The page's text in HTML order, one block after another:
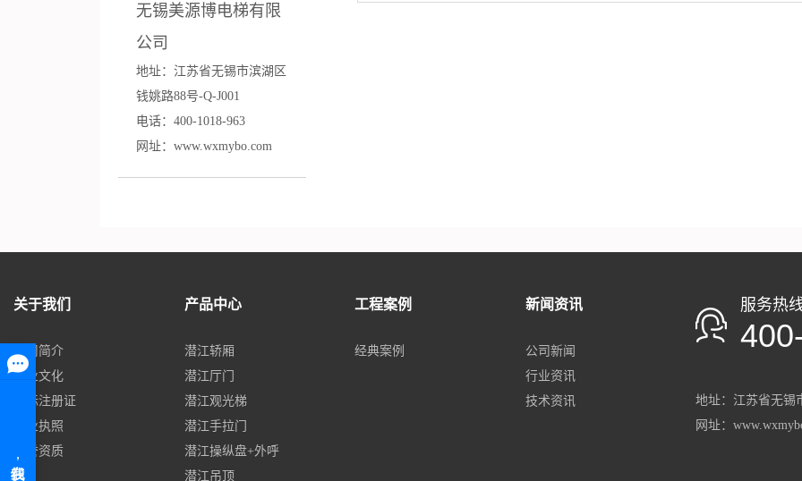
无锡美源博电梯有限
公司
地址： 江苏省无锡市滨湖区
钱姚路88号-Q-J001
电话： 400-1 018-963
网址：www.wxmybo.com
关于我们
公司简介
企业文化
商标注册证
营业执照
荣誉资质
产品中心
潜江轿厢
潜江厅门
潜江观光梯
潜江手拉门
潜江操纵盘+外呼
潜江吊顶
工程案例
经典案例
新闻资讯
公司新闻
行业资讯
技术资讯
服务热
地址： 江苏省无锡
网址：